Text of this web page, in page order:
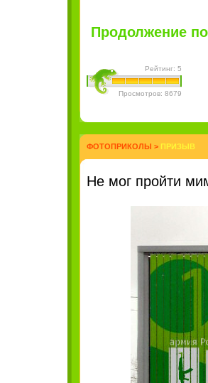
Продолжение
Рейтинг: 5
Просмотров: 8679
ФОТОПРИКОЛЫ > ПРИЗЫВ
Не мог пройти